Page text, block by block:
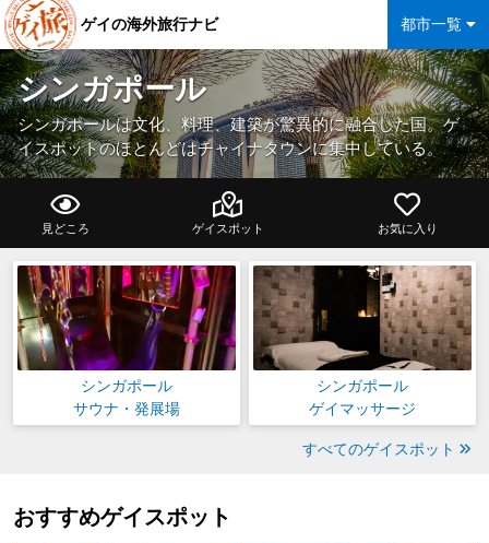
都市一覧
ゲイの海外旅行ナビ
シンガポール
シンガポールは文化、料理、建築が驚異的に融合した国。ゲ
イスポットのほとんどはチャイナタウンに集中している。
見どころ ゲイスポット お気に入り
シンガポール
サウナ・発展場
シンガポール
ゲイマッサージ
すべてのゲイスポット
おすすめゲイスポット